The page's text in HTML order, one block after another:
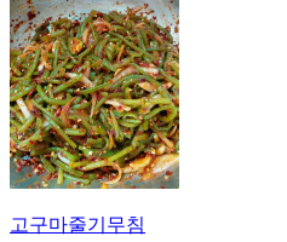
고구마줄기무침